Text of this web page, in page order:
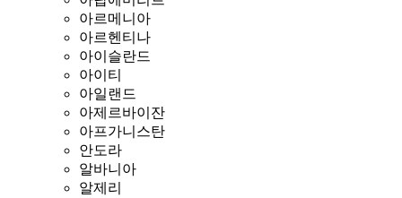
아르메니아
아르헨티나
아이슬란드
아이티
아일랜드
아제르바이잔
아프가니스탄
안도라
알바니아
알제리